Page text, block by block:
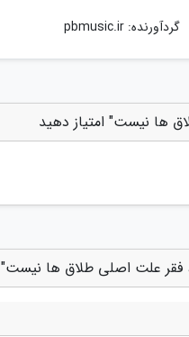
گردآورنده:pbmusic.ir
ها نیست" امتیاز دهید
فقر علت اصلی طلاق ها نیست"